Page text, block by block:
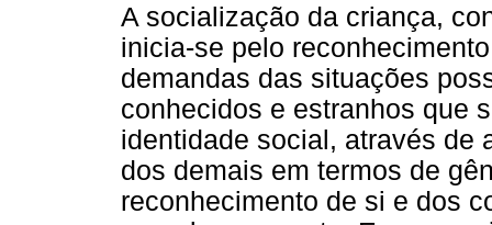
A socialização da criança,
inicia-se pelo
demandas das situações
conhecidos e estranhos que
identidade social, através de
dos demais em termos de
reconhecimento de si e dos